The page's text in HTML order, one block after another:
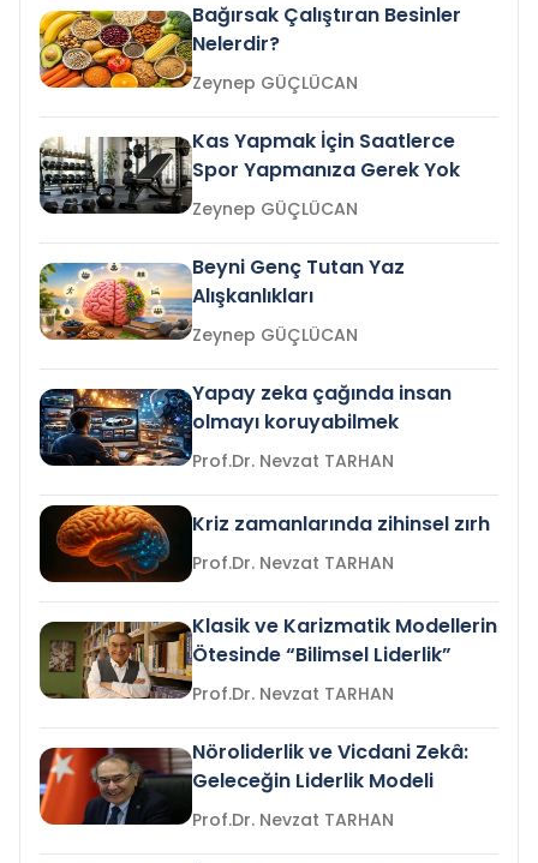
Bağırsak Çalıştıran Besinler
Nelerdir?
Zeynep GÜÇLÜCAN
Kas Yapmak İçin Saatlerce
Spor Yapmanıza Gerek Yok
Zeynep GÜÇLÜCAN
Beyni Genç Tutan Yaz
Alışkanlıkları
Zeynep GÜÇLÜCAN
Yapay zeka çağında insan
olmayı koruyabilmek
Prof.Dr. Nevzat TARHAN
Kriz zamanlarında zihinsel zırh
Prof.Dr. Nevzat TARHAN
Klasik ve Karizmatik Modellerin
Ötesinde “Bilimsel Liderlik”
Prof.Dr. Nevzat TARHAN
Nöroliderlik ve Vicdani Zekâ:
Geleceğin Liderlik Modeli
Prof.Dr. Nevzat TARHAN